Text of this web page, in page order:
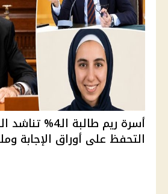
أسرة ريم طالبة
التحفظ على أوراق الإجابة